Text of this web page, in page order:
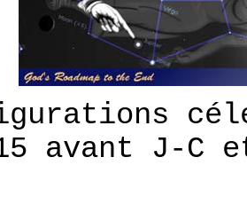
avant J-C